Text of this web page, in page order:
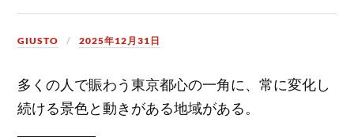
GIUSTO 2025年12月31日
多くの人で賑わう東京都心の一角に、常に変化し
続ける景色と動きがある地域がある。